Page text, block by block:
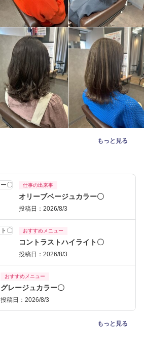
もっと見る
仕事の出来事
オリーブベージュカラー〇
投稿日：2026/8/3
おすすめメニュー
コントラストハイライト〇
投稿日：2026/8/3
おすすめメニュー
グレージュカラー〇
投稿日：2026/8/3
もっと見る